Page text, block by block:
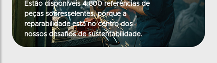
Estão disponíveis 4.800 referências de
peças sobresselentes, porque a
reparabilidade está no centro dos
nossos desafios de sustentabilidade.